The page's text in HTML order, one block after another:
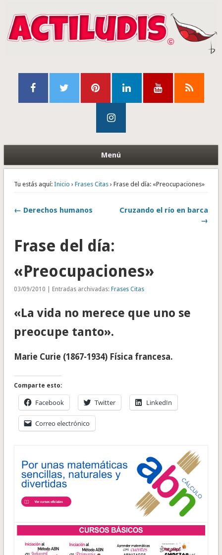
Menú
Tu estás aquí: Inicio › Frases Citas› Frase del día: «Preocupaciones»
← Derechos humanos
Cruzando el río en barca
→
Frase del día:
«Preocupaciones»
03/09/2010 | Entradas archivadas: Frases Citas
«La vida no merece que uno se
preocupe tanto».
Marie Curie (1867-1934) Física francesa.
Comparte esto:
Facebook Twitter LinkedIn
Correo electrónico